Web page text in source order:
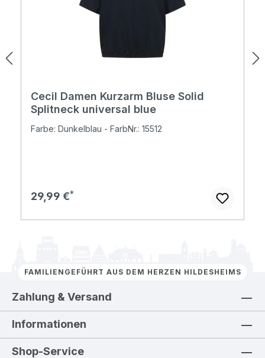
Cecil Damen Kurzarm Bluse Solid
Splitneck universal blue
Farbe: Dunkelblau - FarbNr.: 15512
Regulärer Preis:
29,99 €
FAMILIENGEFÜHRT AUS DEM HERZEN HILDESHEIMS
Zahlung & Versand
Informationen
Shop-Service